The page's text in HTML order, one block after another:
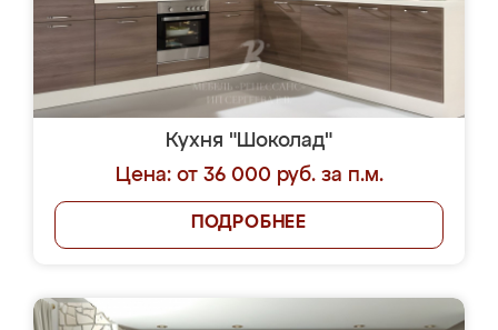
Кухня "Шоколад"
Цена: от 36 000 руб. за п.м.
ПОДРОБНЕЕ